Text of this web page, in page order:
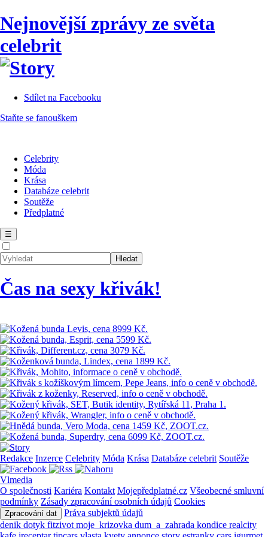
Nejnovější zprávy ze světa
celebrit
Sdílet na Facebooku
Staňte se fanouškem
Celebrity
Móda
Krása
Databáze celebrit
Soutěže
Předplatné
☰
Čas na sexy křivák!
Redakce Inzerce Celebrity Móda Krása Databáze celebrit Soutěže
Vlmedia
O společnosti Kariéra Kontakt Mojepředplatné.cz Všeobecné smluvní
podmínky Zásady zpracování osobních údajů Cookies
Zpracování dat
Práva subjektů údajů
denik dotyk fitzivot moje_krizovka dum_a_zahrada kondice realcity